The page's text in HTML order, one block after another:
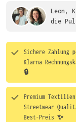
Leon,
die
Sichere Zahlung
Klarna
🔒
Premium
Streetwear
Best-Preis ✨